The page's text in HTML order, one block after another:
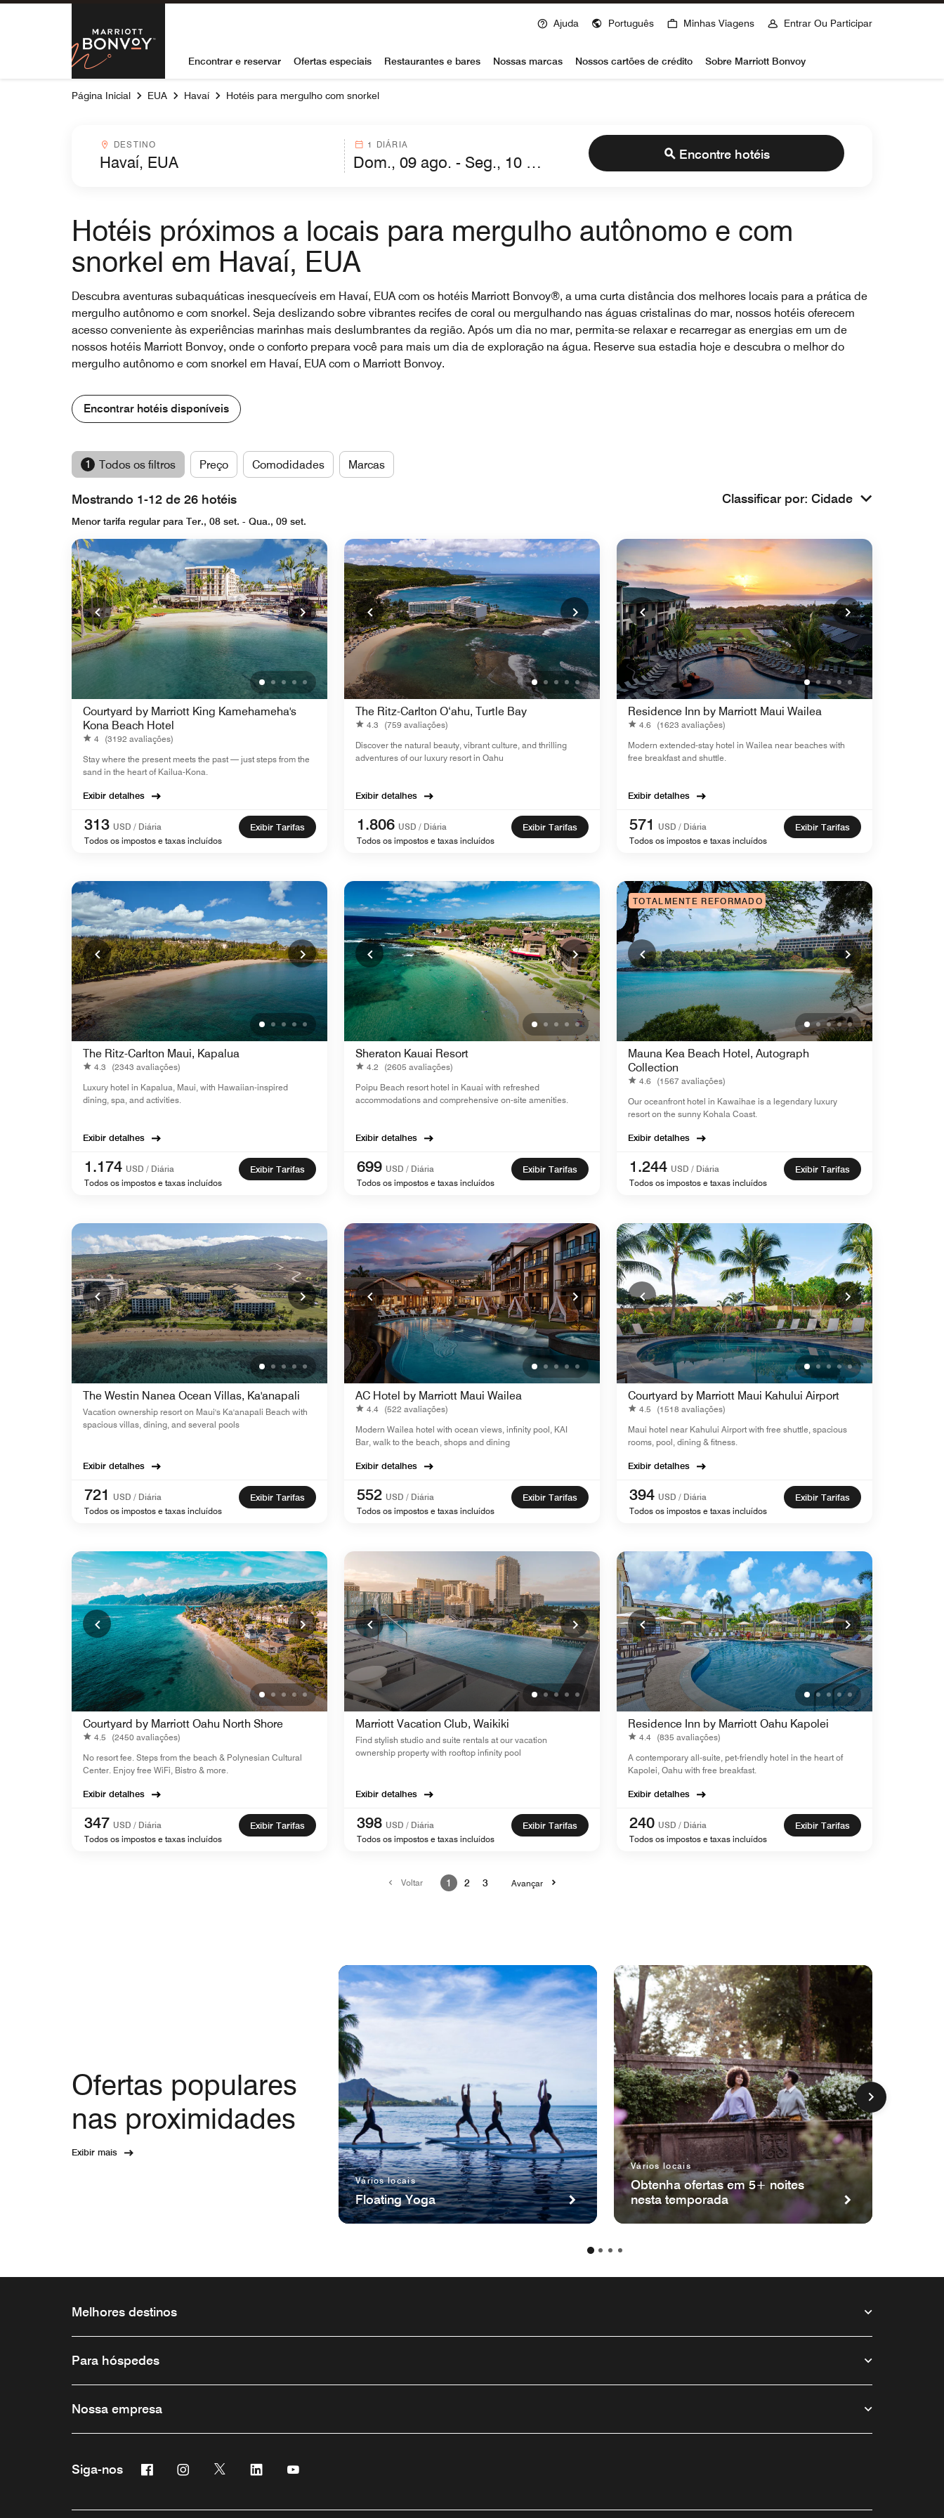
Skip to Content
Marriott Bonvoy
Ajuda Português Minhas Viagens Entrar Ou Participar
Encontrar e reservar Ofertas especiais Restaurantes e bares Nossas marcas Nossos cartões de crédito Sobre Marriott Bonvoy
Página Inicial EUA Havaí Hotéis para mergulho com snorkel
Destinocombobox
DESTINO 1 DIÁRIA
Encontre hotéis
Hotéis próximos a locais para mergulho autônomo e com
snorkel em Havaí, EUA
Descubra aventuras subaquáticas inesquecíveis em Havaí, EUA com os hotéis Marriott Bonvoy®, a uma curta distância dos melhores locais para a prática de
mergulho autônomo e com snorkel. Seja deslizando sobre vibrantes recifes de coral ou mergulhando nas águas cristalinas do mar, nossos hotéis oferecem
acesso conveniente às experiências marinhas mais deslumbrantes da região. Após um dia no mar, permita-se relaxar e recarregar as energias em um de
nossos hotéis Marriott Bonvoy, onde o conforto prepara você para mais um dia de exploração na água. Reserve sua estadia hoje e descubra o melhor do
mergulho autônomo e com snorkel em Havaí, EUA com o Marriott Bonvoy.
Encontrar hotéis disponíveis
1 Todos os filtros Preço Comodidades Marcas
Mostrando 1-12 de 26 hotéis Classificar por: Cidade
Menor tarifa regular para Ter., 08 set. - Qua., 09 set.
Courtyard by Marriott King Kamehameha's
Kona Beach Hotel
4 (3192 avaliações)
Stay where the present meets the past — just steps from the
sand in the heart of Kailua-Kona.
Exibir detalhes
313 USD / Diária
Todos os impostos e taxas incluídos
Exibir Tarifas
The Ritz-Carlton O‘ahu, Turtle Bay
4.3
(759 avaliações)
Discover the natural beauty, vibrant culture, and thrilling
adventures of our luxury resort in Oahu
Exibir detalhes
1.806 USD / Diária
Todos os impostos e taxas incluídos
Exibir Tarifas
Residence Inn by Marriott Maui Wailea
4.6 (1623 avaliações)
Modern extended-stay hotel in Wailea near beaches with
free breakfast and shuttle.
Exibir detalhes
571
USD / Diária
Todos os impostos e taxas incluídos
Exibir Tarifas
The Ritz-Carlton Maui, Kapalua
4.3
(2343 avaliações)
Luxury hotel in Kapalua, Maui, with Hawaiian-inspired
dining, spa, and activities.
Exibir detalhes
1.174 USD / Diária
Todos os impostos e taxas incluídos
Exibir Tarifas
Sheraton Kauai Resort
4.2
(2605 avaliações)
Poipu Beach resort hotel in Kauai with refreshed
accommodations and comprehensive on-site amenities.
Exibir detalhes
699 USD / Diária
Todos os impostos e taxas incluídos
Exibir Tarifas
TOTALMENTE REFORMADO
Mauna Kea Beach Hotel, Autograph
Collection
4.6 (1567 avaliações)
Our oceanfront hotel in Kawaihae is a legendary luxury
resort on the sunny Kohala Coast.
Exibir detalhes
1.244 USD / Diária
Todos os impostos e taxas incluídos
Exibir Tarifas
The Westin Nanea Ocean Villas, Ka'anapali
Vacation ownership resort on Maui's Ka'anapali Beach with
spacious villas, dining, and several pools
Exibir detalhes
721
USD / Diária
Todos os impostos e taxas incluídos
Exibir Tarifas
AC Hotel by Marriott Maui Wailea
4.4 (522 avaliações)
Modern Wailea hotel with ocean views, infinity pool, KAI
Bar, walk to the beach, shops and dining
Exibir detalhes
552 USD / Diária
Todos os impostos e taxas incluídos
Exibir Tarifas
Courtyard by Marriott Maui Kahului Airport
4.5
(1518 avaliações)
Maui hotel near Kahului Airport with free shuttle, spacious
rooms, pool, dining & fitness.
Exibir detalhes
394 USD / Diária
Todos os impostos e taxas incluídos
Exibir Tarifas
Courtyard by Marriott Oahu North Shore
4.5
(2450 avaliações)
No resort fee. Steps from the beach & Polynesian Cultural
Center. Enjoy free WiFi, Bistro & more.
Exibir detalhes
347 USD / Diária
Todos os impostos e taxas incluídos
Exibir Tarifas
Marriott Vacation Club, Waikiki
Find stylish studio and suite rentals at our vacation
ownership property with rooftop infinity pool
Exibir detalhes
398 USD / Diária
Todos os impostos e taxas incluídos
Exibir Tarifas
Residence Inn by Marriott Oahu Kapolei
4.4 (835 avaliações)
A contemporary all-suite, pet-friendly hotel in the heart of
Kapolei, Oahu with free breakfast.
Exibir detalhes
240 USD / Diária
Todos os impostos e taxas incluídos
Exibir Tarifas
Voltar 1 2 3 Avançar
Ofertas populares
nas proximidades
Exibir mais
Vários locais
Floating Yoga
Vários locais
Obtenha ofertas em 5+ noites
nesta temporada
Melhores destinos
Para hóspedes
Nossa empresa
Siga-nos FacebookInstagramTwitter Linkedin